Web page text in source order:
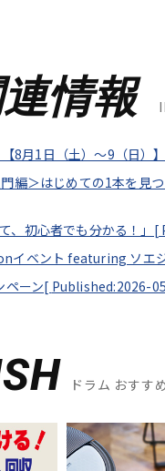
情報
8月1日（土）～9（日）
門編＞はじめての1本を
、初心者でも分かる！」[
イベント featuring ソエ
ペーン[ Published:2026-
ドラム おすす